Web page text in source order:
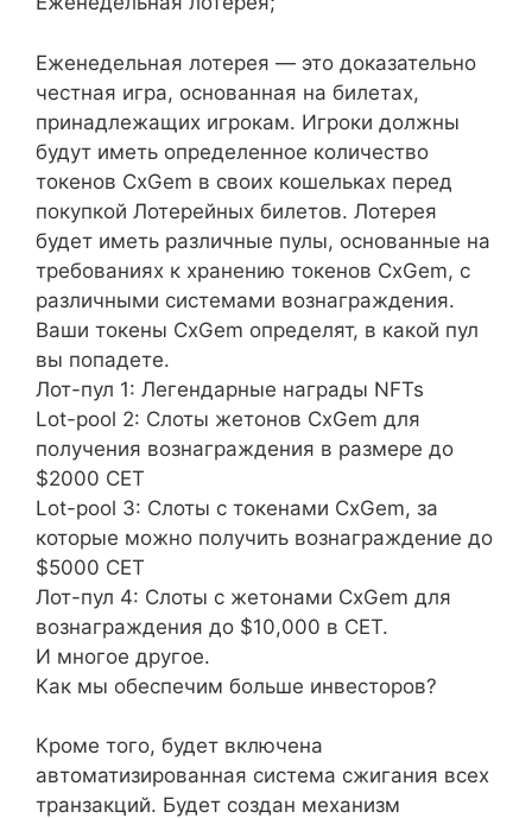
Еженедельная лотерея — это доказательно
честная игра, основанная на билетах,
принадлежащих игрокам. Игроки должны
будут иметь определенное количество
токенов CxGem в своих кошельках перед
покупкой Лотерейных билетов. Лотерея
будет иметь различные пулы, основанные на
требованиях к хранению токенов CxGem, с
различными системами вознаграждения.
Ваши токены CxGem определят, в какой пул
вы попадете.
Лот-пул 1: Легендарные награды NFTs
Lot-pool 2: Слоты жетонов CxGem для
получения вознаграждения в размере до
$2000 CET
Lot-pool 3: Слоты с токенами CxGem, за
которые можно получить вознаграждение до
$5000 CET
Лот-пул 4: Слоты с жетонами CxGem для
вознаграждения до $10,000 в CET.
И многое другое.
Как мы обеспечим больше инвесторов?
Кроме того, будет включена
автоматизированная система сжигания всех
транзакций. Будет создан механизм